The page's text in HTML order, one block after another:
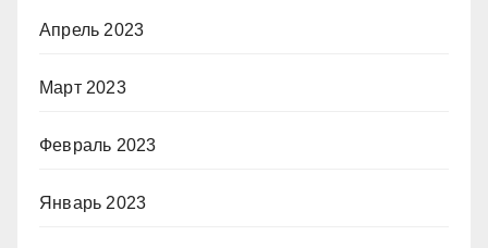
Апрель 2023
Март 2023
Февраль 2023
Январь 2023